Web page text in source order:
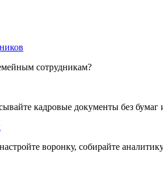
сотрудникам?
кадровые документы без бумаг
воронку, собирайте